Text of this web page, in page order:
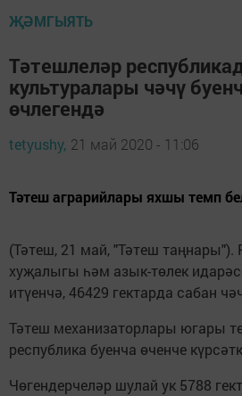
ҖӘМГЫЯТЬ
Тәтешлеләр
культуралары чәчү
өчлегендә
tetyushy, 21 май 2020 - 11:06
Тәтеш аграрийлары яхшы темп
(Тәтеш, 21 май, "Тәтеш таңнары").
хуҗалыгы һәм азык-төлек
итүенчә, 46429 гектарда сабан
Тәтеш механизаторлары югары
респуб­лика буенча өченче
Чөгендерчеләр шулай ук 5788